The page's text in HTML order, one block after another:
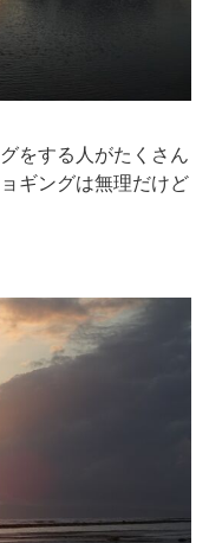
をする人がたくさん
ギングは無理だけど